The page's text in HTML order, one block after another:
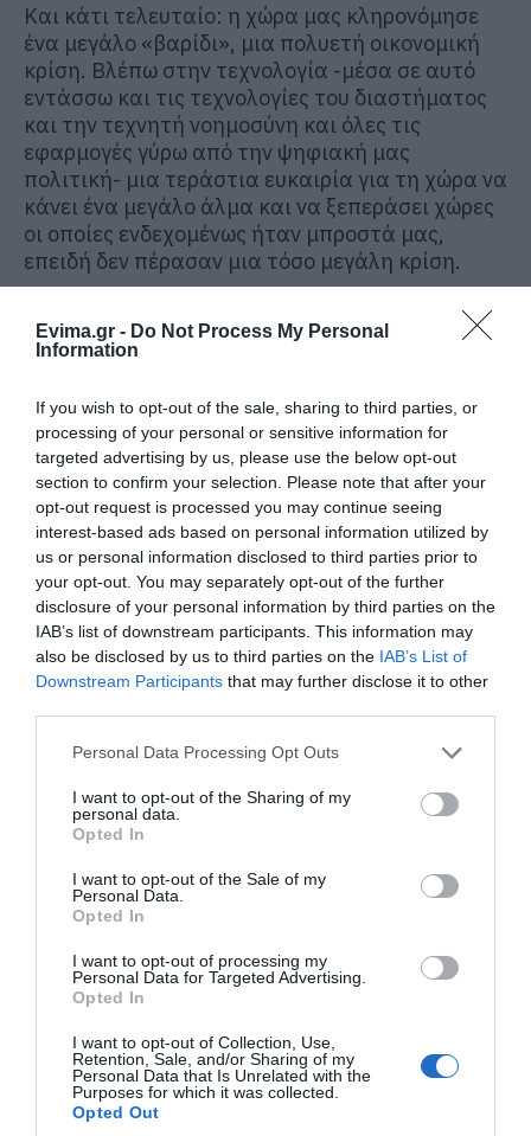
Evima.gr - Do Not Process My Personal
Information
If you wish to opt-out of the sale, sharing to third parties, or
processing of your personal or sensitive information for
targeted advertising by us, please use the below opt-out
section to confirm your selection. Please note that after your
opt-out request is processed you may continue seeing
interest-based ads based on personal information utilized by
us or personal information disclosed to third parties prior to
your opt-out. You may separately opt-out of the further
disclosure of your personal information by third parties on the
IAB’s list of downstream participants. This information may
also be disclosed by us to third parties on the IAB’s List of
Downstream Participants that may further disclose it to other
Please note that this website/app uses one or more Google
not limited to your visit or usage behaviour. You may click to
grant or deny consent to Google and its third-party tags to
use your data for below specified purposes in below Google
consent section.
Personal Data Processing Opt Outs
I want to opt-out of the Sharing of my
personal data.
Opted In
I want to opt-out of the Sale of my
Personal Data.
Opted In
I want to opt-out of processing my
Personal Data for Targeted Advertising.
Opted In
I want to opt-out of Collection, Use,
Retention, Sale, and/or Sharing of my
Personal Data that Is Unrelated with the
Purposes for which it was collected.
Opted Out
Και κάτι τελευταίο: η χώρα μας κληρονόμησε
ένα μεγάλο «βαρίδι», μια πολυετή οικονομική
κρίση. Βλέπω στην τεχνολογία -μέσα σε αυτό
εντάσσω και τις τεχνολογίες του διαστήματος
και την τεχνητή νοημοσύνη και όλες τις
εφαρμογές γύρω από την ψηφιακή μας
πολιτική- μια τεράστια ευκαιρία για τη χώρα να
κάνει ένα μεγάλο άλμα και να ξεπεράσει χώρες
οι οποίες ενδεχομένως ήταν μπροστά μας,
επειδή δεν πέρασαν μια τόσο μεγάλη κρίση.
Άρα, αποδίδω πολύ μεγάλη σημασία σε αυτές
τις πολιτικές και χαίρομαι πραγματικά, διότι
αυτό αναγνωρίζεται, πρωτίστως από την
Ευρώπη.
Διότι καλό είναι να τα λέμε εμείς, αλλά πιο
ευχάριστο να παίρνουμε τα εύσημα από τους
Ευρωπαίους αρμόδιους, είτε μιλάμε για την
αρμόδια Γενική Διεύθυνση είτε μιλάμε για τον
Ευρωπαϊκό Οργανισμό Διαστήματος.
*Για τους στόχους της Ελλάδας στο διάστημα
και τι σηματοδοτούν για τη χώρα μας, ο
Πρωθυπουργός ανέφερε:*
Ο Αδριανός τα επόμενα δύο χρόνια θα είναι στο
διάστημα. Είναι μία επένδυση την οποία
κάνουμε ως χώρα, η οποία έχει συμβολική και
ουσιαστική αξία.
Ως προς το συμβολικό δεν θέλω να πω
περισσότερα, αλλά θα ήθελα από τον Αδριανό
πραγματικά που θα επωμιστεί αυτή τη βαριά
ευθύνη, να μεταφέρει κυρίως στα σχολεία, στα
νέα παιδιά, γιατί το διάστημα είναι σημαντικό.
Και να δράσει ως ένας καταλύτης έμπνευσης
για μια νεολαία η οποία αναζητά σήμερα την
ελπίδα σε ένα περιβάλλον που μερικές φορές
μπορεί να φαίνεται πολύ ζοφερό. Είδαμε,